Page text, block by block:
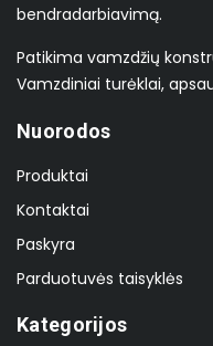
bendradarbiavimą.
Patikima vamzdžių
Vamzdiniai turėklai,
Nuorodos
Produktai
Kontaktai
Paskyra
Parduotuvės taisyklės
Kategorijos